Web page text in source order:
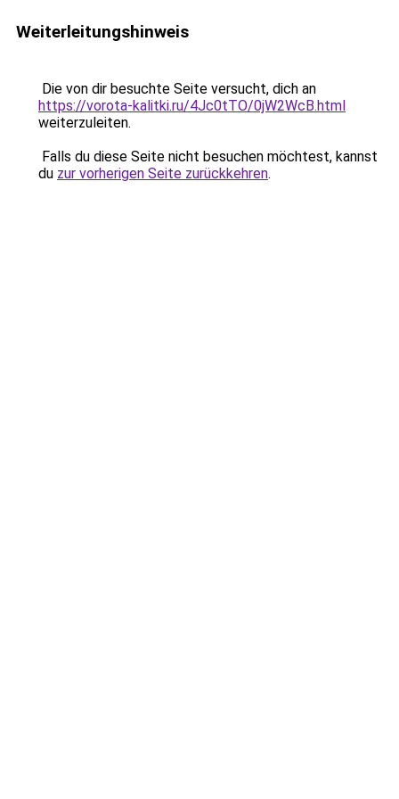
Weiterleitungshinweis
Die von dir besuchte Seite versucht, dich an
https://vorota-kalitki.ru/4Jc0tTO/0jW2WcB.html
weiterzuleiten.
Falls du diese Seite nicht besuchen möchtest, kannst
du zur vorherigen Seite zurückkehren.